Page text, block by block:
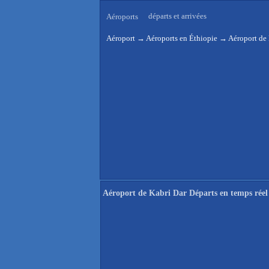
Aéroports départs et arrivées
Aéroport → Aéroports en Éthiopie → Aéroport de
Aéroport de Kabri Dar Départs en temps réel